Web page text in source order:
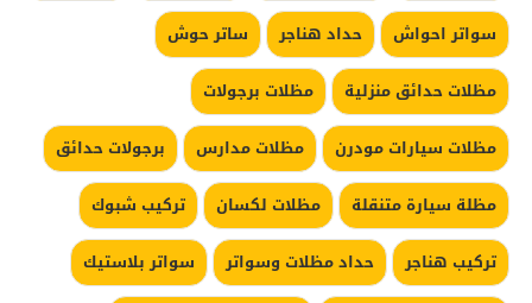
سواتر احواش
حداد هناجر
ساتر حوش
مظلات حدائق منزلية
مظلات برجولات
مظلات سيارات مودرن
مظلات مدارس
برجولات حدائق
مظلة سيارة متنقلة
مظلات لكسان
تركيب شبوك
تركيب هناجر
حداد مظلات وسواتر
سواتر بلاستيك